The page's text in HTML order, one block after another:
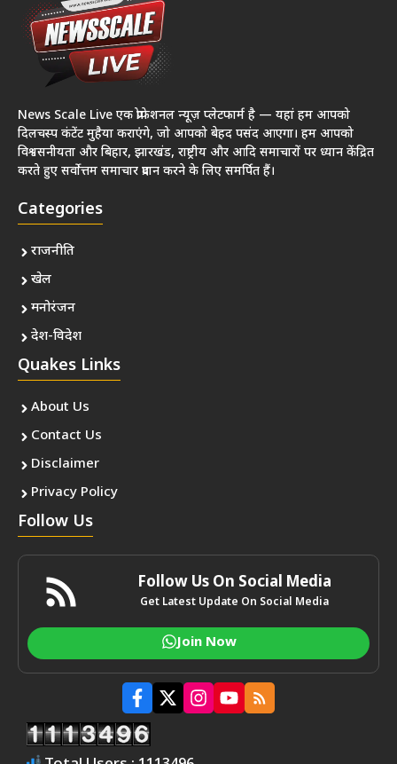
News Scale Live एक प्रोफेशनल न्यूज़ प्लेटफार्म है — यहां हम आपको
दिलचस्प कंटेंट मुहैया कराएंगे, जो आपको बेहद पसंद आएगा। हम आपको
विश्वसनीयता और बिहार, झारखंड, राष्ट्रीय और आदि समाचारों पर ध्यान केंद्रित
करते हुए सर्वोत्तम समाचार प्रदान करने के लिए समर्पित हैं।
Categories
राजनीति
खेल
मनोरंजन
देश-विदेश
Quakes Links
About Us
Contact Us
Disclaimer
Privacy Policy
Follow Us
Follow Us On Social Media
Get Latest Update On Social Media
Join Now